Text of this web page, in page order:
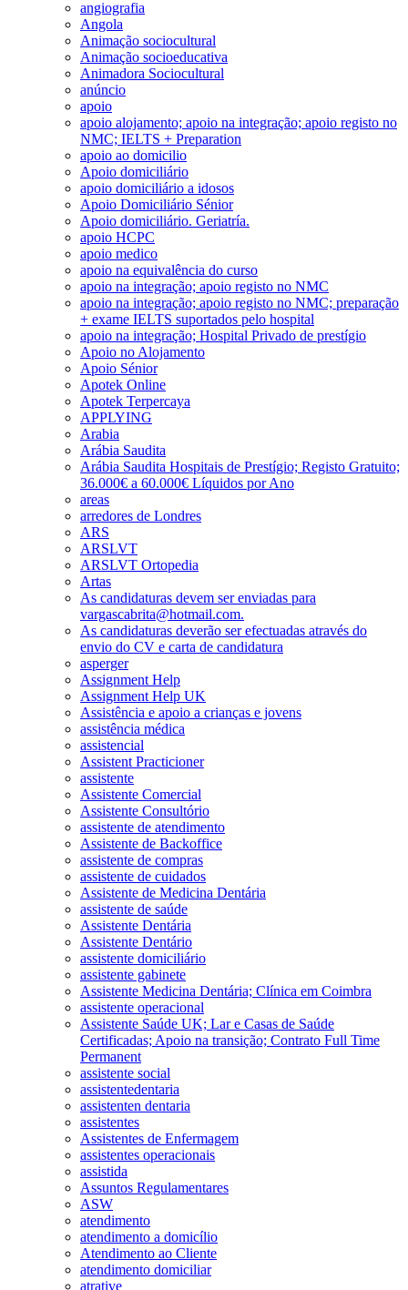
angiografia
Angola
Animação sociocultural
Animação socioeducativa
Animadora Sociocultural
anúncio
apoio
apoio alojamento; apoio na integração; apoio registo no
NMC; IELTS + Preparation
apoio ao domicilio
Apoio domiciliário
apoio domiciliário a idosos
Apoio Domiciliário Sénior
Apoio domiciliário. Geriatría.
apoio HCPC
apoio medico
apoio na equivalência do curso
apoio na integração; apoio registo no NMC
apoio na integração; apoio registo no NMC; preparação
+ exame IELTS suportados pelo hospital
apoio na integração; Hospital Privado de prestígio
Apoio no Alojamento
Apoio Sénior
Apotek Online
Apotek Terpercaya
APPLYING
Arabia
Arábia Saudita
Arábia Saudita Hospitais de Prestígio; Registo Gratuito;
36.000€ a 60.000€ Líquidos por Ano
areas
arredores de Londres
ARS
ARSLVT
ARSLVT Ortopedia
Artas
As candidaturas devem ser enviadas para
vargascabrita@hotmail.com.
As candidaturas deverão ser efectuadas através do
envio do CV e carta de candidatura
asperger
Assignment Help
Assignment Help UK
Assistência e apoio a crianças e jovens
assistência médica
assistencial
Assistent Practicioner
assistente
Assistente Comercial
Assistente Consultório
assistente de atendimento
Assistente de Backoffice
assistente de compras
assistente de cuidados
Assistente de Medicina Dentária
assistente de saúde
Assistente Dentária
Assistente Dentário
assistente domiciliário
assistente gabinete
Assistente Medicina Dentária; Clínica em Coimbra
assistente operacional
Assistente Saúde UK; Lar e Casas de Saúde
Certificadas; Apoio na transição; Contrato Full Time
Permanent
assistente social
assistentedentaria
assistenten dentaria
assistentes
Assistentes de Enfermagem
assistentes operacionais
assistida
Assuntos Regulamentares
ASW
atendimento
atendimento a domicílio
Atendimento ao Cliente
atendimento domiciliar
atrative